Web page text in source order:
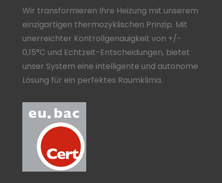
Wir transformieren Ihre Heizung mit unserem
einzigartigen thermozyklischen Prinzip. Mit
unerreichter Kontrollgenauigkeit von +/-
0,15°C und Echtzeit-Entscheidungen, bietet
unser System eine intelligente und autonome
Lösung für ein perfektes Raumklima.